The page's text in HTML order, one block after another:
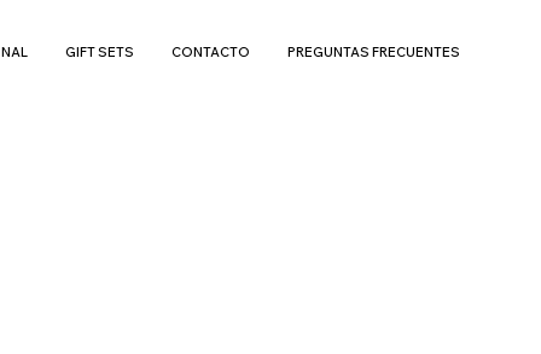
GIFT SETS CONTACTO PREGUNTAS FRECUENTES